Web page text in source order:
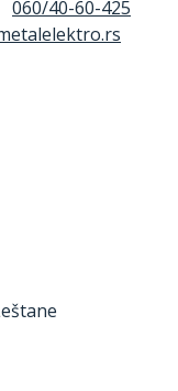
060/40-60-425